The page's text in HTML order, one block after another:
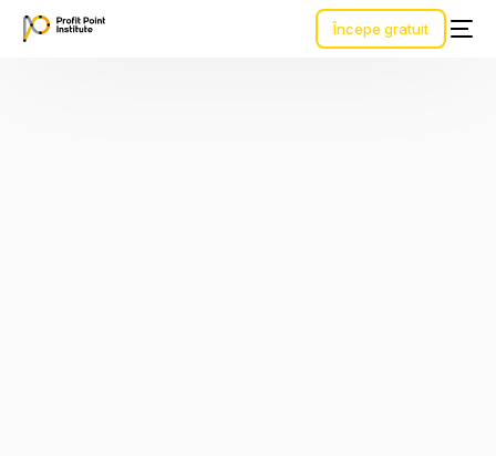
Începe gratuit